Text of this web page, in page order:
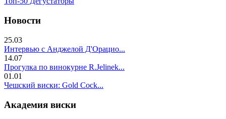
Новости
25.03
Интервью с Анджелой Д'Орацио...
14.07
Прогулка по винокурне R.Jelinek...
01.01
Чешский виски: Gold Cock...
Академия виски